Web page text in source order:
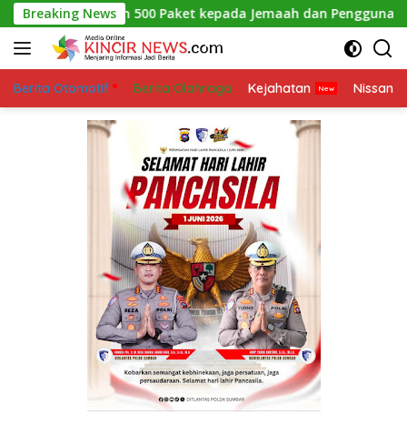
Skip
to
content
Breaking News
500 Paket kepada Jemaah dan Pengguna Jalan
Berita Otomotif Berita Olahraga Kejahatan Nissan